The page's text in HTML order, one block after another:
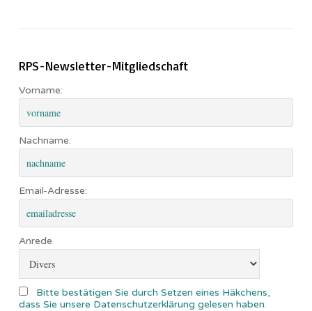
RPS-Newsletter-Mitgliedschaft
Vorname:
Nachname:
Email-Adresse:
Anrede
Bitte bestätigen Sie durch Setzen eines Häkchens,
dass Sie unsere Datenschutzerklärung gelesen haben.